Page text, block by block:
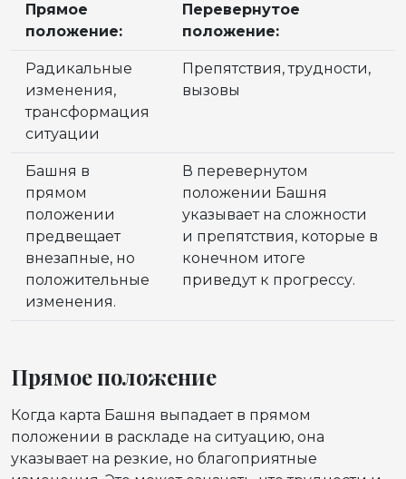
Прямое
положение:
Перевернутое
положение:
Радикальные
изменения,
трансформация
ситуации
Препятствия, трудности,
вызовы
Башня в
прямом
положении
предвещает
внезапные, но
положительные
изменения.
В перевернутом
положении Башня
указывает на сложности
и препятствия, которые в
конечном итоге
приведут к прогрессу.
Прямое положение
Когда карта Башня выпадает в прямом
положении в раскладе на ситуацию, она
указывает на резкие, но благоприятные